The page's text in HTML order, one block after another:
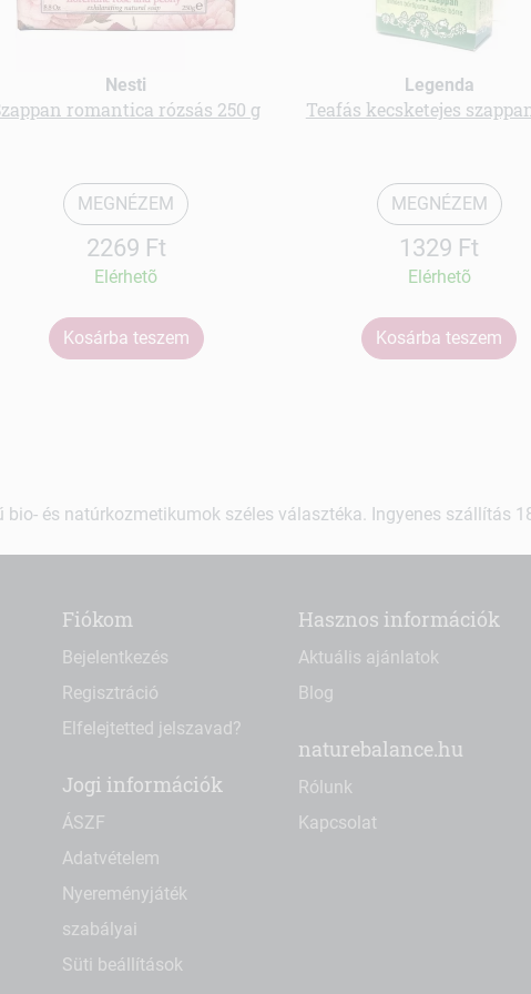
Nesti
romantica rózsás 250 g
MEGNÉZEM
2269 Ft
Elérhetõ
Kosárba teszem
Legenda
Teafás kecsketejes
MEGNÉZEM
1329 Ft
Elérhetõ
Kosárba teszem
bio- és natúrkozmetikumok széles választéka. Ingyenes szállítás
Fiókom
Bejelentkezés
Regisztráció
Elfelejtetted jelszavad?
Jogi információk
ÁSZF
Adatvételem
Nyereményjáték
szabályai
Süti beállítások
Hasznos információk
Aktuális ajánlatok
Blog
naturebalance.hu
Rólunk
Kapcsolat